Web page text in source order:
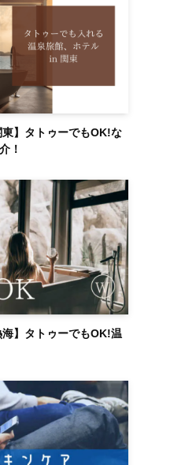
東】タトゥーでもOK!な
！
海】タトゥーでもOK!温